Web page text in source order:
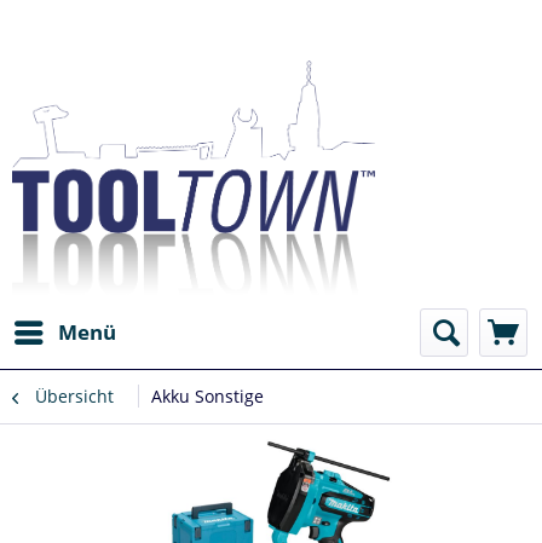
Menü
Übersicht Akku Sonstige